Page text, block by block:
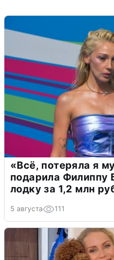
«Всё, потеряла я
подарила Филиппу
лодку за 1,2 млн
5 августа 111